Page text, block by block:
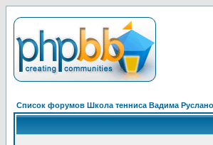
Список форумов Школа тенниса Вадима